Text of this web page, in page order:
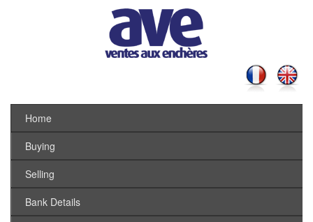
Home
Buying
Selling
Bank Details